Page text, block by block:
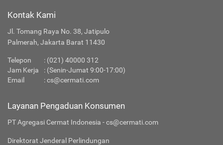
Kontak Kami
Jl. Tomang Raya No. 38, Jatipulo
Palmerah, Jakarta Barat 11430
Telepon : (021) 40000 312
Jam Kerja
: (Senin-Jumat 9:00-17:00)
Email
:cs@cermati.com
Layanan Pengaduan Konsumen
PT Agregasi Cermat Indonesia - cs@cermati.com
Direktorat Jenderal Perlindungan